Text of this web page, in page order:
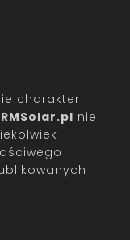
charakter
RMSolar.pl nie